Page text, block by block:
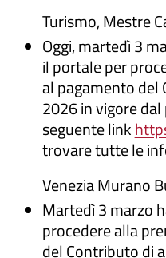
Turismo, Mestre
Oggi, martedì 3
il portale per
al pagamento del
2026 in vigore
seguente link
trovare tutte le
Venezia Murano
Martedì 3 marzo
procedere alla
del Contributo di